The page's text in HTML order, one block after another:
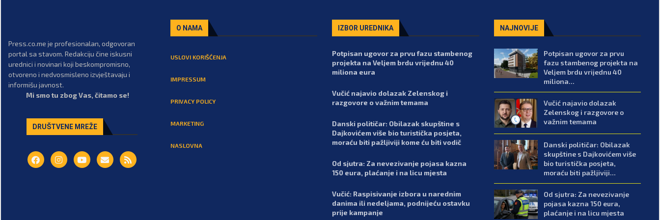
Press.co.me je profesionalan, odgovoran
portal sa stavom. Redakciju čine iskusni
urednici i novinari koji beskompromisno,
otvoreno i nedvosmisleno izvještavaju i
informišu javnost.
Mi smo tu zbog Vas, čitamo se!
DRUŠTVENE MREŽE
O NAMA
USLOVI KORIŠĆENJA
IMPRESSUM
PRIVACY POLICY
MARKETING
NASLOVNA
IZBOR UREDNIKA
Potpisan ugovor za prvu fazu stambenog
projekta na Veljem brdu vrijednu 40
miliona eura
Vučić najavio dolazak Zelenskog i
razgovore o važnim temama
Danski političar: Obilazak skupštine s
Dajkovićem više bio turistička posjeta,
moraću biti pažljiviji kome ću biti vodič
Od sjutra: Za nevezivanje pojasa kazna
150 eura, plaćanje i na licu mjesta
Vučić: Raspisivanje izbora u narednim
danima ili nedeljama, podnijeću ostavku
prije kampanje
NAJNOVIJE
Potpisan ugovor za prvu
fazu stambenog projekta na
Veljem brdu vrijednu 40
miliona...
Vučić najavio dolazak
Zelenskog i razgovore o
važnim temama
Danski političar: Obilazak
skupštine s Dajkovićem više
bio turistička posjeta,
moraću biti pažljiviji...
Od sjutra: Za nevezivanje
pojasa kazna 150 eura,
plaćanje i na licu mjesta